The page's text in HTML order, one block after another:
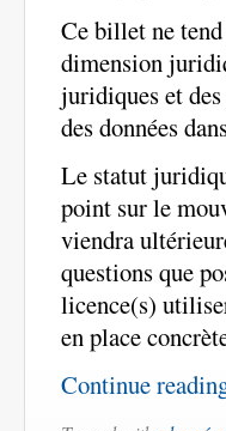
Ce billet ne
dimension
juridiques et
des données
Le statut
point sur le
viendra
questions que
licence(s)
en place
Continue